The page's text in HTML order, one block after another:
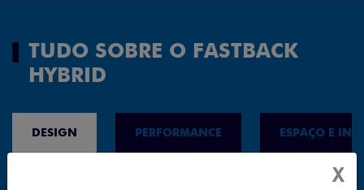
TUDO SOBRE O FASTBACK
HYBRID
DESIGN PERFORMANCE ESPAÇO E
X